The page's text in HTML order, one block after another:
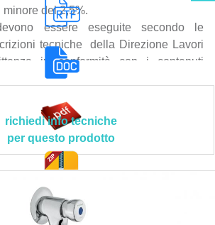
del 2,5%.
essere eseguite secondo le
tecniche della Direzione Lavori
in conformità con i contenuti
speciale d’appalto.
sono compresi la fornitura di tutti i
degli stessi a pie d'opera, il
in modo stabile alle tubazioni
adeguata del rubinetto prima
lo spazio intorno al rubinetto, il
sulla linea di alimentazione per
doc. tec.
richiedi info tecniche
per questo prodotto